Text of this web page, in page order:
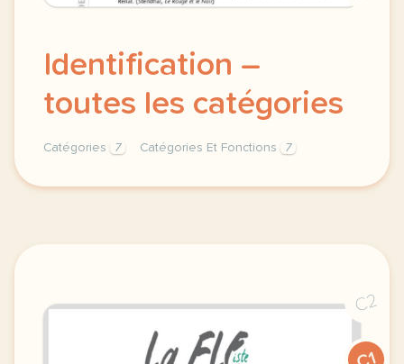
Identification –
toutes les catégories
Catégories 7 Catégories Et Fonctions 7
identification categories et fonctions toutes les
C2